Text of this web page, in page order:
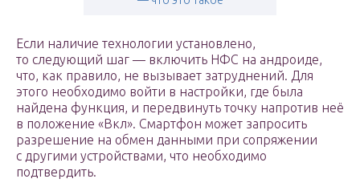
Если наличие технологии установлено,
то следующий шаг — включить НФС на андроиде,
что, как правило, не вызывает затруднений. Для
этого необходимо войти в настройки, где была
найдена функция, и передвинуть точку напротив неё
в положение «Вкл». Смартфон может запросить
разрешение на обмен данными при сопряжении
с другими устройствами, что необходимо
подтвердить.